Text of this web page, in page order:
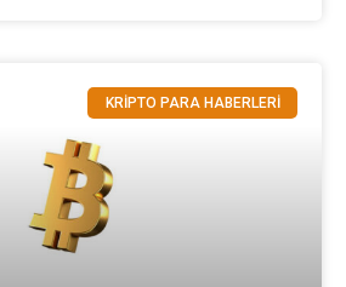
KRİPTO PARA HABERLERİ